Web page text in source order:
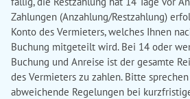
Zahlungen (Anzahlung/Restzahlung)
Konto des Vermieters, welches Ihnen
Buchung mitgeteilt wird. Bei 14 oder
Buchung und Anreise ist der gesamte
des Vermieters zu zahlen. Bitte
abweichende Regelungen bei